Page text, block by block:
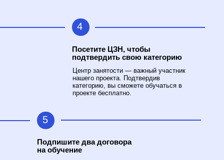
Посетите ЦЗН, чтобы
подтвердить свою категорию
Подпишите два договора
на обучение
Центр занятости — важный участник
нашего проекта. Подтвердив
категорию, вы сможете обучаться в
проекте бесплатно.
5
4